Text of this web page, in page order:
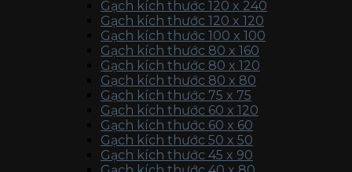
Gạch kích thước 120 x 240
Gạch kích thước 120 x 120
Gạch kích thước 100 x 100
Gạch kích thước 80 x 160
Gạch kích thước 80 x 120
Gạch kích thước 80 x 80
Gạch kích thước 75 x 75
Gạch kích thước 60 x 120
Gạch kích thước 60 x 60
Gạch kích thước 50 x 50
Gạch kích thước 45 x 90